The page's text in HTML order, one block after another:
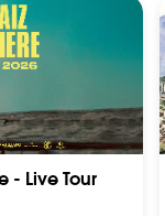
- Live Tour